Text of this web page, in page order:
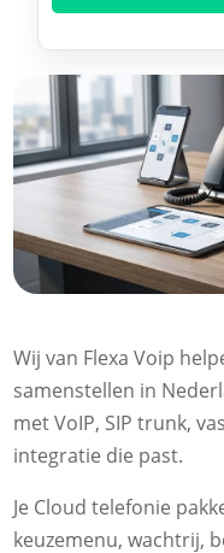
Wij van Flexa Voip
samenstellen in
met VoIP, SIP trunk,
integratie die past.​
Je Cloud telefonie
keuzemenu, wachtrij,